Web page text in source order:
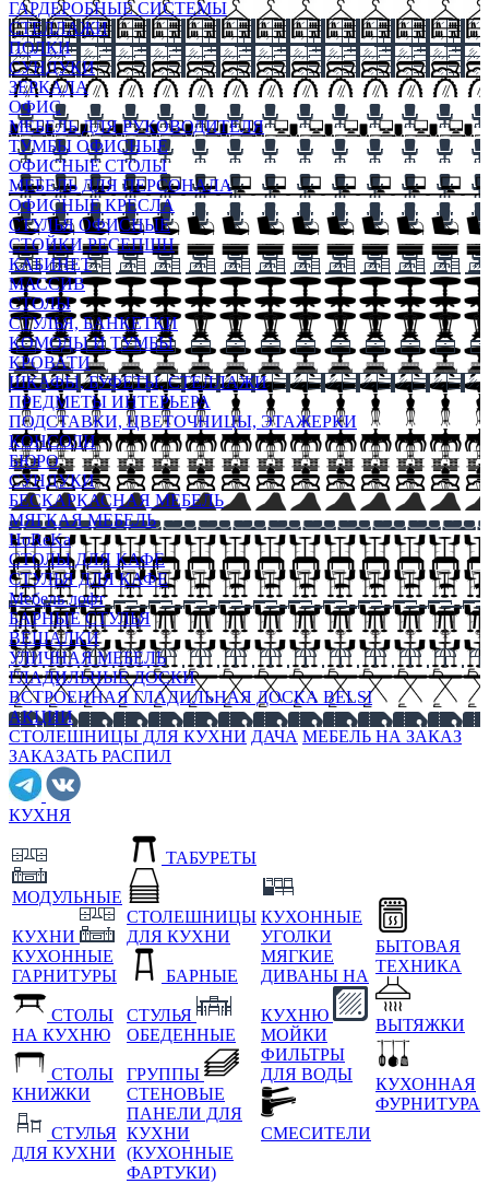
ГАРДЕРОБНЫЕ СИСТЕМЫ
СТЕЛЛАЖИ
ПОЛКИ
СУНДУКИ
ЗЕРКАЛА
ОФИС
МЕБЕЛЬ ДЛЯ РУКОВОДИТЕЛЯ
ТУМБЫ ОФИСНЫЕ
ОФИСНЫЕ СТОЛЫ
МЕБЕЛЬ ДЛЯ ПЕРСОНАЛА
ОФИСНЫЕ КРЕСЛА
СТУЛЬЯ ОФИСНЫЕ
СТОЙКИ РЕСЕПШН
КАБИНЕТ
МАССИВ
СТОЛЫ
СТУЛЬЯ, БАНКЕТКИ
КОМОДЫ И ТУМБЫ
КРОВАТИ
ШКАФЫ, БУФЕТЫ, СТЕЛЛАЖИ
ПРЕДМЕТЫ ИНТЕРЬЕРА
ПОДСТАВКИ, ЦВЕТОЧНИЦЫ, ЭТАЖЕРКИ
КОНСОЛИ
БЮРО
СУНДУКИ
БЕСКАРКАСНАЯ МЕБЕЛЬ
МЯГКАЯ МЕБЕЛЬ
HoReKa
СТОЛЫ ДЛЯ КАФЕ
СТУЛЬЯ ДЛЯ КАФЕ
Мебель лофт
БАРНЫЕ СТУЛЬЯ
ВЕШАЛКИ
УЛИЧНАЯ МЕБЕЛЬ
ГЛАДИЛЬНЫЕ ДОСКИ
ВСТРОЕННАЯ ГЛАДИЛЬНАЯ ДОСКА BELSI
АКЦИИ
СТОЛЕШНИЦЫ ДЛЯ КУХНИ ДАЧА МЕБЕЛЬ НА ЗАКАЗ
ЗАКАЗАТЬ РАСПИЛ
КУХНЯ
МОДУЛЬНЫЕ
КУХНИ
КУХОННЫЕ
ГАРНИТУРЫ
СТОЛЫ
НА КУХНЮ
СТОЛЫ
КНИЖКИ
СТУЛЬЯ
ДЛЯ КУХНИ
ТАБУРЕТЫ
СТОЛЕШНИЦЫ
ДЛЯ КУХНИ
БАРНЫЕ
СТУЛЬЯ
ОБЕДЕННЫЕ
ГРУППЫ
СТЕНОВЫЕ
ПАНЕЛИ ДЛЯ
КУХНИ
(КУХОННЫЕ
ФАРТУКИ)
КУХОННЫЕ
УГОЛКИ
МЯГКИЕ
ДИВАНЫ НА
КУХНЮ
МОЙКИ
ФИЛЬТРЫ
ДЛЯ ВОДЫ
СМЕСИТЕЛИ
БЫТОВАЯ
ТЕХНИКА
ВЫТЯЖКИ
КУХОННАЯ
ФУРНИТУРА